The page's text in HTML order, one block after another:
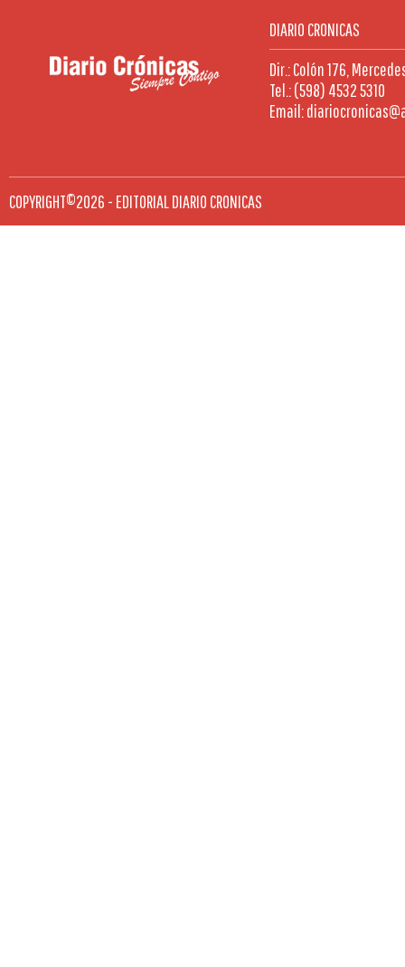
DIARIO CRONICAS
Dir.: Colón 176,
Tel.: (598) 4532 5310
Email:
COPYRIGHT©2026 - EDITORIAL DIARIO CRONICAS